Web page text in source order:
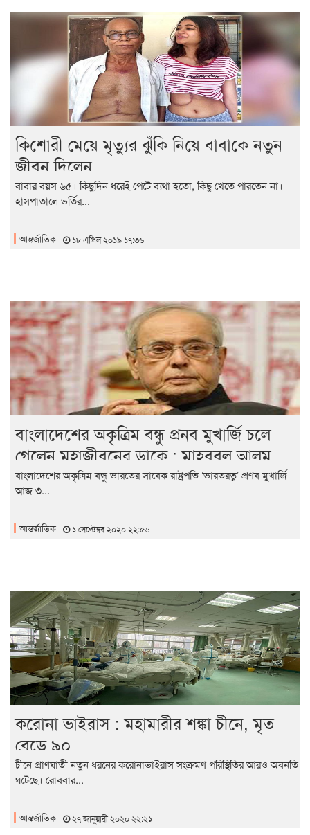
কিশোরী মেয়ে মৃত্যুর ঝুঁকি নিয়ে বাবাকে নতুন
জীবন দিলেন
বাবার বয়স ৬৫। কিছুদিন ধরেই পেটে ব্যথা হতো, কিছু খেতে পারতেন না।
হাসপাতালে ভর্তির...
আন্তর্জাতিক ১৮ এপ্রিল ২০১৯ ১৭:৩৬
বাংলাদেশের অকৃত্রিম বন্ধু প্রনব মুখার্জি চলে
গেলেন মহাজীবনের ডাকে : মাহবুবুল আলম
বাংলাদেশের অকৃত্রিম বন্ধু ভারতের সাবেক রাষ্ট্রপতি ‘ভারতরত্ন’ প্রণব মুখার্জি
আজ ৩...
আন্তর্জাতিক ১ সেপ্টেম্বর ২০২০ ২২:৫৬
করোনা ভাইরাস : মহামারীর শঙ্কা চীনে, মৃত
বেড়ে ৯০
চীনে প্রাণঘাতী নতুন ধরনের করোনাভাইরাস সংক্রমণ পরিস্থিতির আরও অবনতি
ঘটেছে। রোববার...
আন্তর্জাতিক ২৭ জানুয়ারী ২০২০ ২২:২১